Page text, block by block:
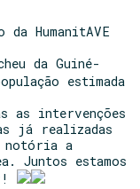
HumanitAVE
da Guiné-
estimada
as intervenções
já realizadas
notória a
Juntos estamos